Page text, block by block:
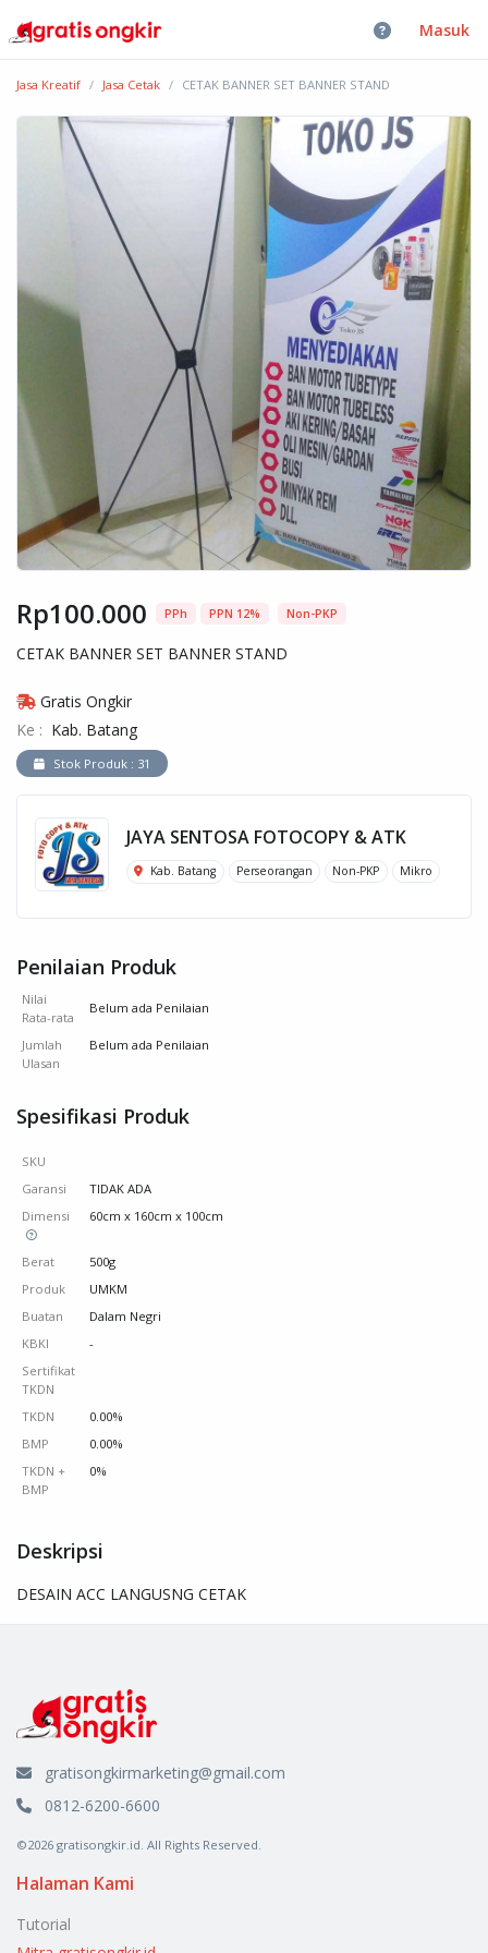
Masuk
Jasa Kreatif Jasa Cetak CETAK BANNER SET BANNER STAND
Rp100.000 PPh PPN 12% Non-PKP
CETAK BANNER SET BANNER STAND
Gratis Ongkir
Ke : Kab. Batang
Stok Produk : 31
JAYA SENTOSA FOTOCOPY & ATK
Kab. Batang Perseorangan Non-PKP Mikro
Penilaian Produk
Nilai
Rata-rata
Belum ada Penilaian
Jumlah
Ulasan
Belum ada Penilaian
Spesifikasi Produk
SKU
Garansi
TIDAK ADA
Dimensi
60cm x 160cm x 100cm
Berat
500g
Produk
UMKM
Buatan
Dalam Negri
KBKI
-
Sertifikat
TKDN
TKDN
0.00%
BMP
0.00%
TKDN +
BMP
0%
Deskripsi
DESAIN ACC LANGUSNG CETAK
gratisongkirmarketing@gmail.com
0812-6200-6600
©2026 gratisongkir.id. All Rights Reserved.
Halaman Kami
Tutorial